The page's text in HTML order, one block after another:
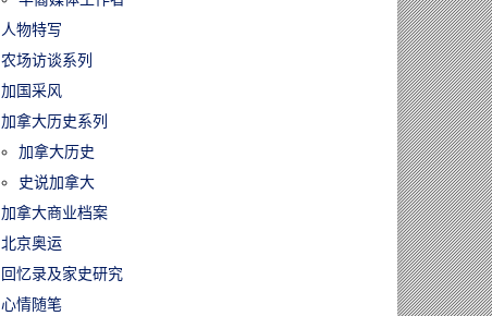
人物特写
农场访谈系列
加国采风
加拿大历史系列
加拿大历史
史说加拿大
加拿大商业档案
北京奥运
回忆录及家史研究
心情随笔